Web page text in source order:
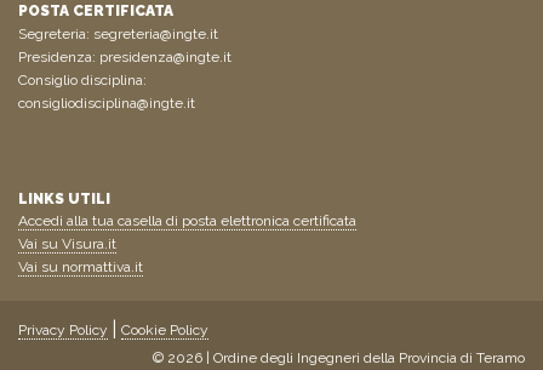
POSTA CERTIFICATA
Segreteria: segreteria@ingte.it
Presidenza: presidenza@ingte.it
Consiglio disciplina:
consigliodisciplina@ingte.it
LINKS UTILI
Accedi alla tua casella di posta elettronica certificata
Vai su Visura.it
Vai su normattiva.it
Privacy Policy
Cookie Policy
© 2026 | Ordine degli Ingegneri della Provincia di Teramo